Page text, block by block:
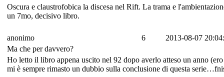
Oscura e claustrofobica la discesa nel Rift. La trama e
un 7mo, decisivo libro.
anonimo 6
2013-08-07
Ma che per davvero?
Ho letto il libro appena uscito nel 92 dopo averlo atteso un anno
mi è sempre rimasto un dubbio sulla conclusione di questa